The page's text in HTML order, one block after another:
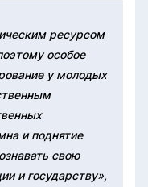
ресурсом
особое
у молодых
и поднятие
свою
и государству»,